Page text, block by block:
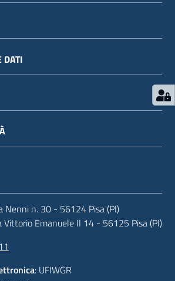
DATI
Nenni n. 30 - 56124 Pisa (PI)
Vittorio Emanuele II 14 - 56125 Pisa (PI)
: UFIWGR